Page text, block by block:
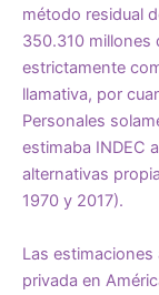
método residual
350.310 millones
estrictamente
llamativa, por
Personales
estimaba INDEC
alternativas
1970 y 2017).
Las estimaciones
privada en